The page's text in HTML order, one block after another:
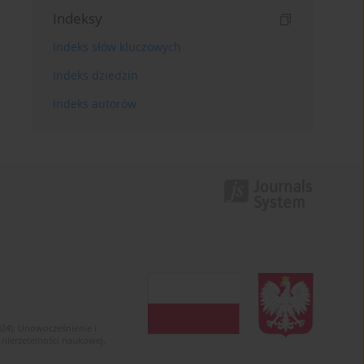
Indeksy
Indeks słów kluczowych
Indeks dziedzin
Indeks autorów